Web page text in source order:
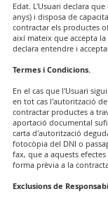
Edat. L'Usuari declara
anys) i disposa de
contractar els productes
així mateix que accepta
declara entendre i
Termes i Condicions.
En el cas que l'Usuari
en tot cas l'autorització
contractar productes a
aportació documental
carta d'autorització
fotocòpia del DNI o
fax, que a aquests
forma prèvia a la
Exclusions de